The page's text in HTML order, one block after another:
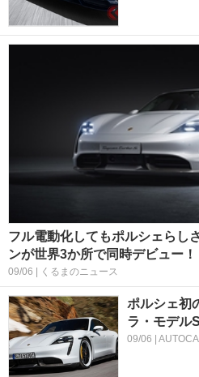
フル電動化してもポルシェら
ンが世界3か所で同時デビュー！
09/06 | くるまのニュース
ポルシェ
ラ・モデル
09/06 |